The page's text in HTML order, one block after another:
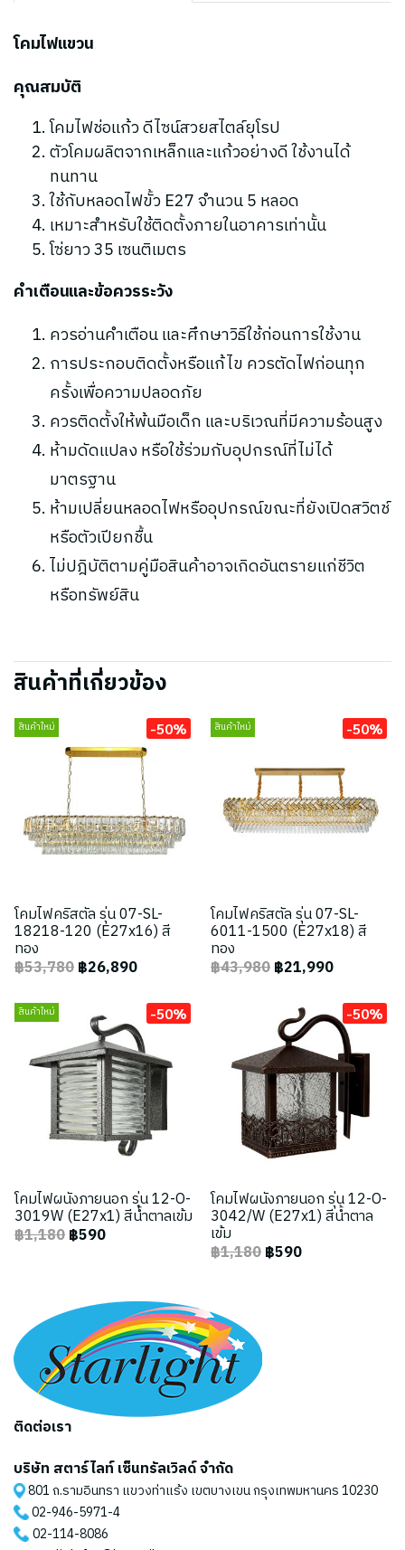
โคมไฟแขวน
คุณสมบัติ
โคมไฟช่อแก้ว ดีไซน์สวยสไตล์ยุโรป
ตัวโคมผลิตจากเหล็กและแก้วอย่างดี ใช้งานได้
ทนทาน
ใช้กับหลอดไฟขั้ว E27 จำนวน 5 หลอด
เหมาะสำหรับใช้ติดตั้งภายในอาคารเท่านั้น
โซ่ยาว 35 เซนติเมตร
คำเตือนและข้อควรระวัง
ควรอ่านคำเตือน และศึกษาวิธีใช้ก่อนการใช้งาน
การประกอบติดตั้งหรือแก้ไข ควรตัดไฟก่อนทุก
ครั้งเพื่อความปลอดภัย
ควรติดตั้งให้พ้นมือเด็ก และบริเวณที่มีความร้อนสูง
ห้ามดัดแปลง หรือใช้ร่วมกับอุปกรณ์ที่ไม่ได้
มาตรฐาน
ห้ามเปลี่ยนหลอดไฟหรืออุปกรณ์ขณะที่ยังเปิดสวิตช์
หรือตัวเปียกชื้น
ไม่ปฎิบัติตามคู่มือสินค้าอาจเกิดอันตรายแก่ชีวิต
หรือทรัพย์สิน
สินค้าที่เกี่ยวข้อง
สินค้าใหม่ -50%
โคมไฟคริสตัล รุ่น 07-SL-
18218-120 (E27x16) สี
ทอง
฿53,780฿26,890
สินค้าใหม่ -50%
โคมไฟคริสตัล รุ่น 07-SL-
6011-1500 (E27x18) สี
ทอง
฿43,980฿21,990
สินค้าใหม่ -50%
โคมไฟผนังภายนอก รุ่น 12-O-
3019W (E27x1) สีน้ำตาลเข้ม
฿1,180฿590
-50%
โคมไฟผนังภายนอก รุ่น 12-O-
3042/W (E27x1) สีน้ำตาล
เข้ม
฿1,180฿590
ติดต่อเรา
บริษัท สตาร์ไลท์ เซ็นทรัลเวิลด์ จำกัด
801 ถ.รามอินทรา แขวงท่าแร้ง เขตบางเขน กรุงเทพมหานคร 10230
02-946-5971-4
02-114-8086